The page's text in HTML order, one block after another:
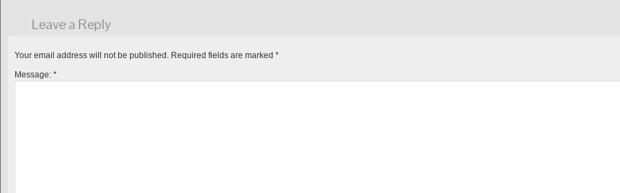
Leave a Reply
Your email address will not be published. Required fields are marked *
Message: *